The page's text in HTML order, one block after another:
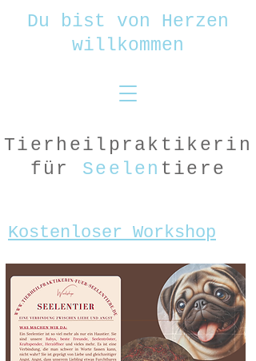
Tierheilpraktikerin
für Seelen tiere
Du bist von Herzen
willkommen
Kostenloser Workshop